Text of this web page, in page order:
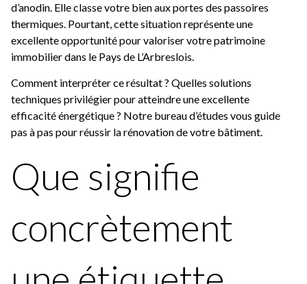
d’anodin. Elle classe votre bien aux portes des passoires
thermiques. Pourtant, cette situation représente une
excellente opportunité pour valoriser votre patrimoine
immobilier dans le Pays de L’Arbreslois.
Comment interpréter ce résultat ? Quelles solutions
techniques privilégier pour atteindre une excellente
efficacité énergétique ? Notre bureau d’études vous guide
pas à pas pour réussir la rénovation de votre bâtiment.
Que signifie
concrètement